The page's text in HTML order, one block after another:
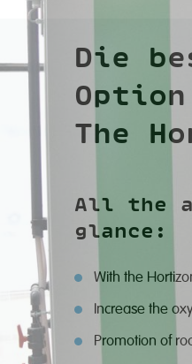
Die
The
All the
glance:
With the
Increase the
Promotion of